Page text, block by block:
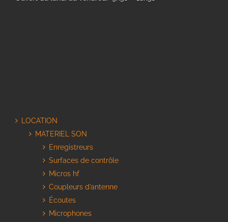
LOCATION
MATERIEL SON
Enregistreurs
Surfaces de contrôle
Micros hf
Coupleurs d’antenne
Écoutes
Microphones